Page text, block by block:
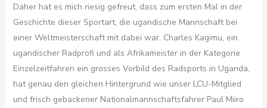
Daher hat es mich riesig gefreut, dass zum ersten Mal in der
Geschichte dieser Sportart, die ugandische Mannschaft bei
einer Weltmeisterschaft mit dabei war. Charles Kagimu, ein
ugandischer Radprofi und als Afrikameister in der Kategorie
Einzelzeitfahren ein grosses Vorbild des Radsports in Uganda,
hat genau den gleichen Hintergrund wie unser LCU-Mitglied
und frisch gebackener Nationalmannschaftsfahrer Paul Miiro